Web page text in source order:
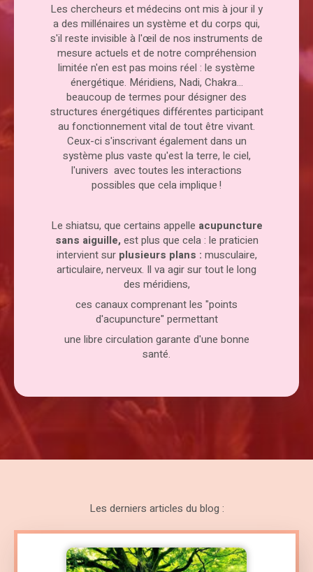
Les chercheurs et médecins ont mis à jour il y
a des millénaires un système et du corps qui,
s'il reste invisible à l'œil de nos instruments de
mesure actuels et de notre compréhension
limitée n'en est pas moins réel : le système
énergétique. Méridiens, Nadi, Chakra...
beaucoup de termes pour désigner des
structures énergétiques différentes participant
au fonctionnement vital de tout être vivant.
Ceux-ci s'inscrivant également dans un
système plus vaste qu'est la terre, le ciel,
l'univers avec toutes les interactions
possibles que cela implique !
Le shiatsu, que certains appelle acupuncture
sans aiguille, est plus que cela : le praticien
intervient sur plusieurs plans : musculaire,
articulaire, nerveux. Il va agir sur tout le long
des méridiens,
ces canaux comprenant les "points
d'acupuncture" permettant
une libre circulation garante d'une bonne
santé.
Les derniers articles du blog :